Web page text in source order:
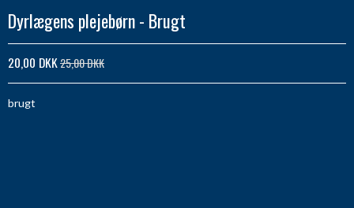
Dyrlægens plejebørn - Brugt
20,00 DKK25,00 DKK
brugt